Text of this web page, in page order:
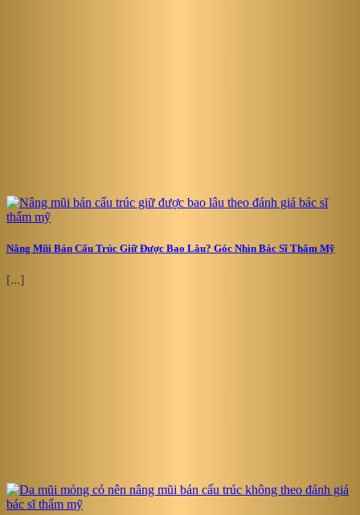
Nâng Mũi Bán Cấu Trúc Giữ Được Bao Lâu? Góc Nhìn Bác Sĩ Thẩm Mỹ
[...]